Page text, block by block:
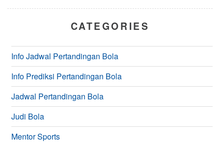
CATEGORIES
Info Jadwal Pertandingan Bola
Info Prediksi Pertandingan Bola
Jadwal Pertandingan Bola
Judi Bola
Mentor Sports